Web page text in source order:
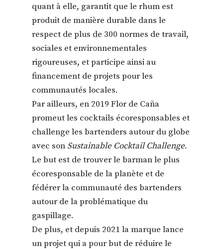
quant à elle, garantit que le rhum est
produit de manière durable dans le
respect de plus de 300 normes de travail,
sociales et environnementales
rigoureuses, et participe ainsi au
financement de projets pour les
communautés locales.
Par ailleurs, en 2019 Flor de Caña
promeut les cocktails écoresponsables et
challenge les bartenders autour du globe
avec son Sustainable Cocktail Challenge.
Le but est de trouver le barman le plus
écoresponsable de la planète et de
fédérer la communauté des bartenders
autour de la problématique du
gaspillage.
De plus, et depuis 2021 la marque lance
un projet qui a pour but de réduire le